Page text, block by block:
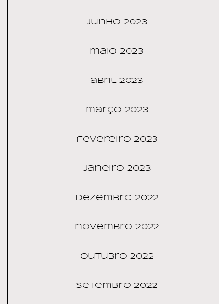
junho 2023
maio 2023
abril 2023
março 2023
fevereiro 2023
janeiro 2023
dezembro 2022
novembro 2022
outubro 2022
setembro 2022